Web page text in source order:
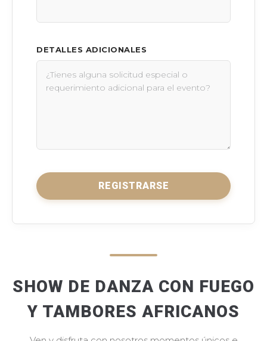
DETALLES ADICIONALES
REGISTRARSE
SHOW DE DANZA CON FUEGO
Y TAMBORES AFRICANOS